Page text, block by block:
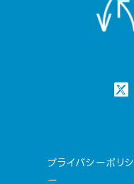
プライバシーポリシ
ー